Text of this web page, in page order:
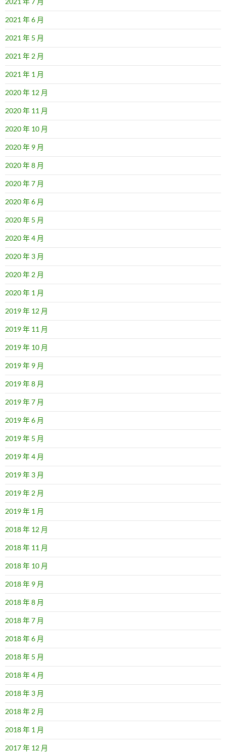
2021 年 6 月
2021 年 5 月
2021 年 2 月
2021 年 1 月
2020 年 12 月
2020 年 11 月
2020 年 10 月
2020 年 9 月
2020 年 8 月
2020 年 7 月
2020 年 6 月
2020 年 5 月
2020 年 4 月
2020 年 3 月
2020 年 2 月
2020 年 1 月
2019 年 12 月
2019 年 11 月
2019 年 10 月
2019 年 9 月
2019 年 8 月
2019 年 7 月
2019 年 6 月
2019 年 5 月
2019 年 4 月
2019 年 3 月
2019 年 2 月
2019 年 1 月
2018 年 12 月
2018 年 11 月
2018 年 10 月
2018 年 9 月
2018 年 8 月
2018 年 7 月
2018 年 6 月
2018 年 5 月
2018 年 4 月
2018 年 3 月
2018 年 2 月
2018 年 1 月
2017 年 12 月